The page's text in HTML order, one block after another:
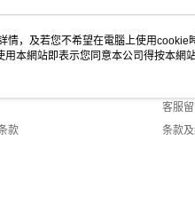
款
客服
客服
条款及
，及若您不希望在電腦上使用cookie
用本網站即表示您同意本公司得按本網